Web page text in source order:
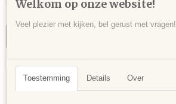
Specificaties
Welkom op onze website!
Veel plezier met kijken, bel gerust met vragen!
Toestemming Details Over